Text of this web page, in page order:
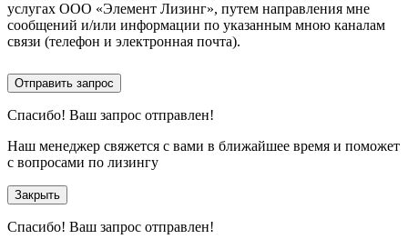
услугах ООО «Элемент Лизинг», путем направления мне
сообщений и/или информации по указанным мною каналам
связи (телефон и электронная почта).
Отправить запрос
Спасибо! Ваш запрос отправлен!
Наш менеджер свяжется с вами в ближайшее время и поможет
с вопросами по лизингу
Закрыть
Спасибо! Ваш запрос отправлен!